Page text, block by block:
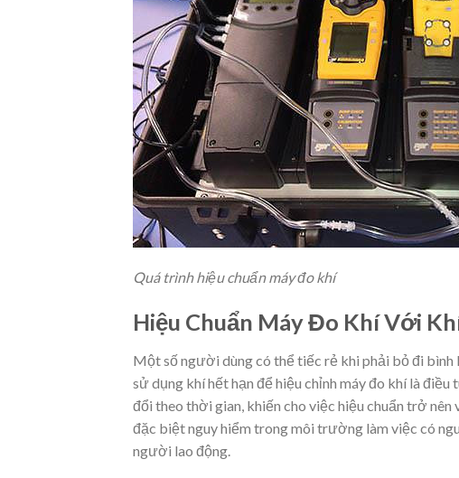
Quá trình hiệu chuẩn máy đo khí
Hiệu Chuẩn Máy Đo Khí Với
Một số người dùng có thể tiếc rẻ khi phải bỏ đi bình
sử dụng khí hết hạn để hiệu chỉnh máy đo khí là
đổi theo thời gian, khiến cho việc hiệu chuẩn trở nên
đặc biệt nguy hiểm trong môi trường làm việc có
người lao động.